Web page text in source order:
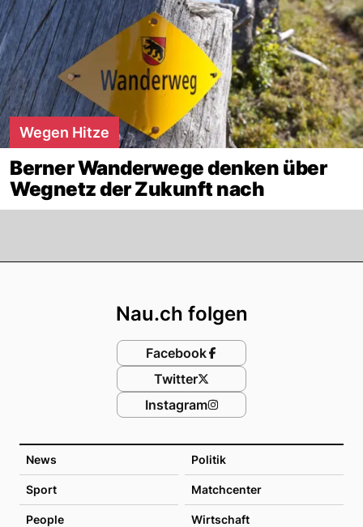
Wegen Hitze
Berner Wanderwege denken über
Wegnetz der Zukunft nach
News Politik
Sport Matchcenter
People Wirtschaft
Nau.ch folgen
Facebook
Twitter
Instagram